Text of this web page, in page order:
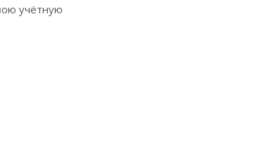
учётную